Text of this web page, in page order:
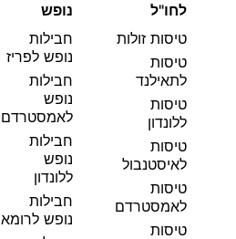
לחו"ל
טיסות זולות
טיסות
לתאילנד
טיסות
ללונדון
טיסות
לאיסטנבול
טיסות
לאמסטרדם
טיסות
נופש
חבילות
נופש לפריז
חבילות
נופש
לאמסטרדם
חבילות
נופש
ללונדון
חבילות
נופש לרומא